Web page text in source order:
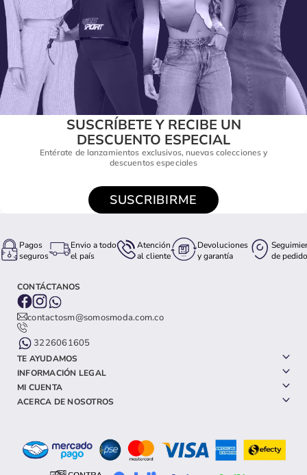
SUSCRÍBETE Y RECIBE UN
DESCUENTO ESPECIAL
Entérate de lanzamientos exclusivos, nuevas colecciones y
descuentos especiales
SUSCRIBIRME
Pagos
seguros
Envio a todo
el país
Atención
al cliente
Devoluciones
y garantía
de pedido
CONTÁCTANOS
contactosm@somosmoda.com.co
3226061605
TE AYUDAMOS
INFORMACIÓN LEGAL
MI CUENTA
ACERCA DE NOSOTROS